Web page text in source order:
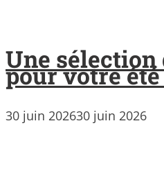
Une sélection
pour votre été
30 juin 202630 juin 2026